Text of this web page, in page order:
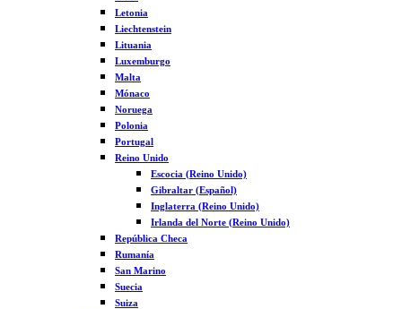
Letonia
Liechtenstein
Lituania
Luxemburgo
Malta
Mónaco
Noruega
Polonia
Portugal
Reino Unido
Escocia (Reino Unido)
Gibraltar (Español)
Inglaterra (Reino Unido)
Irlanda del Norte (Reino Unido)
República Checa
Rumanía
San Marino
Suecia
Suiza